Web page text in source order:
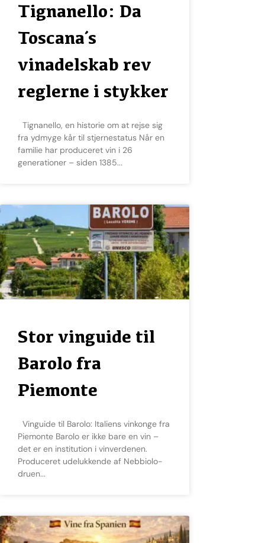
Tignanello: Da
Toscana´s
vinadelskab rev
reglerne i stykker
Tignanello, en historie om at rejse sig
fra ydmyge kår til stjernestatus Når en
familie har produceret vin i 26
generationer – siden 1385
Stor vinguide til
Barolo fra
Piemonte
Vinguide til Barolo: Italiens vinkonge fra
Piemonte Barolo er ikke bare en vin –
det er en institution i vinverdenen.
Produceret udelukkende af Nebbiolo-
druen